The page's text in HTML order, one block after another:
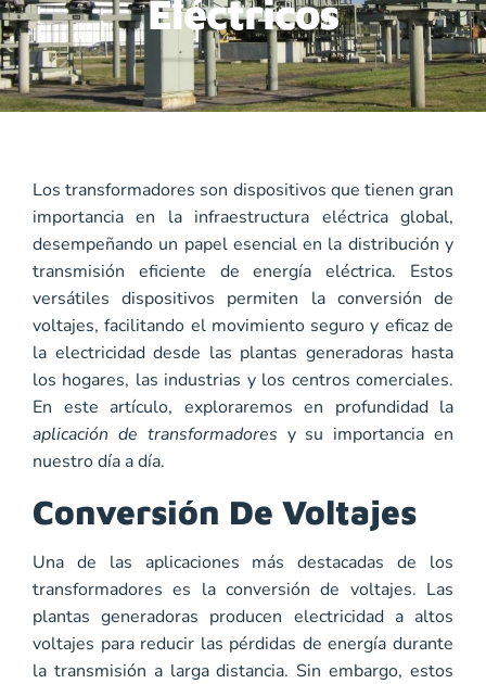
Eléctricos
Los transformadores son dispositivos que tienen gran
importancia en la infraestructura eléctrica global,
desempeñando un papel esencial en la distribución y
transmisión eficiente de energía eléctrica. Estos
versátiles dispositivos permiten la conversión de
voltajes, facilitando el movimiento seguro y eficaz de
la electricidad desde las plantas generadoras hasta
los hogares, las industrias y los centros comerciales.
En este artículo, exploraremos en profundidad la
aplicación de transformadores y su importancia en
nuestro día a día.
Conversión De Voltajes
Una de las aplicaciones más destacadas de los
transformadores es la conversión de voltajes. Las
plantas generadoras producen electricidad a altos
voltajes para reducir las pérdidas de energía durante
la transmisión a larga distancia. Sin embargo, estos